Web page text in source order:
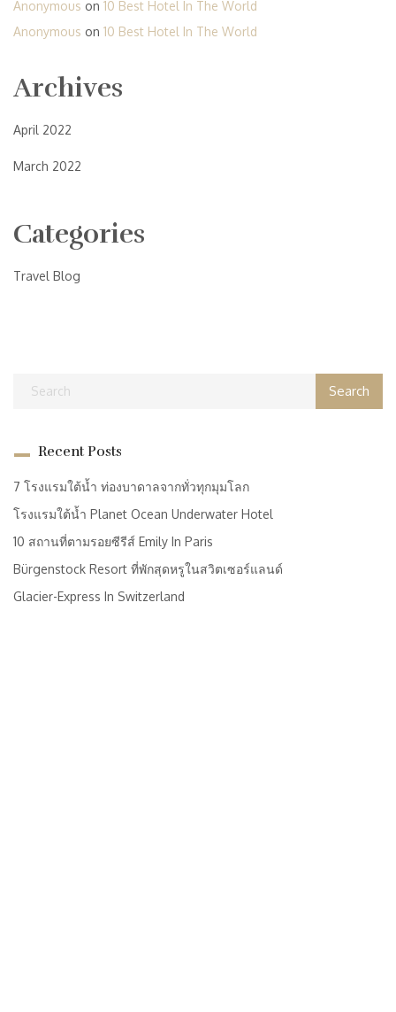
Anonymous on 10 Best Hotel In The World
Anonymous on 10 Best Hotel In The World
Archives
April 2022
March 2022
Categories
Travel Blog
Recent Posts
7 โรงแรมใต้น้ำ ท่องบาดาลจากทั่วทุกมุมโลก
โรงแรมใต้น้ำ Planet Ocean Underwater Hotel
10 สถานที่ตามรอยซีรีส์ Emily In Paris
Bürgenstock Resort ที่พักสุดหรูในสวิตเซอร์แลนด์
Glacier-Express In Switzerland